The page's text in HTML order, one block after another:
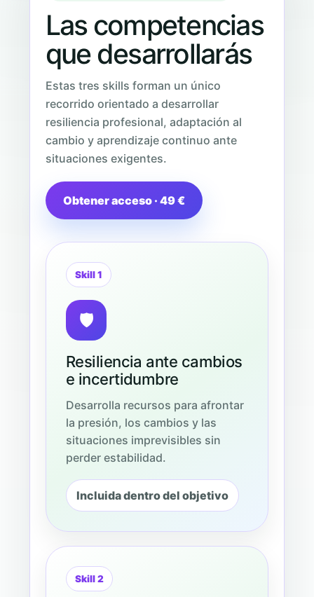
Las competencias
que desarrollarás
Estas tres skills forman un único
recorrido orientado a desarrollar
resiliencia profesional, adaptación al
cambio y aprendizaje continuo ante
situaciones exigentes.
Obtener acceso · 49 €
Skill 1
🛡️
Resiliencia ante cambios
e incertidumbre
Desarrolla recursos para afrontar
la presión, los cambios y las
situaciones imprevisibles sin
perder estabilidad.
Incluida dentro del objetivo
Skill 2